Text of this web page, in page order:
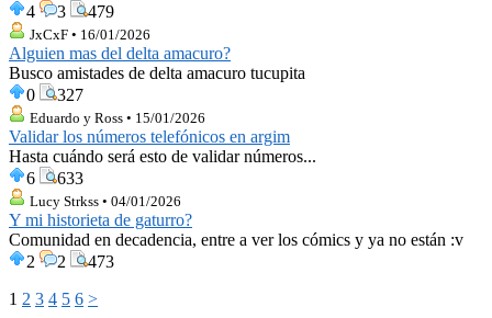
4
3 479
JxCxF • 16/01/2026
Alguien mas del delta amacuro?
Busco amistades de delta amacuro tucupita
0
327
Eduardo y Ross • 15/01/2026
Validar los números telefónicos en argim
Hasta cuándo será esto de validar números...
6
633
Lucy Strkss • 04/01/2026
Y mi historieta de gaturro?
Comunidad en decadencia, entre a ver los cómics y ya no están :v
2
2
473
1 2 3 4 5 6 >